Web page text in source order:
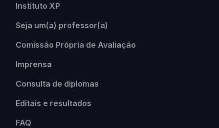
Instituto XP
Seja um(a) professor(a)
Comissão Própria de Avaliação
Imprensa
Consulta de diplomas
Editais e resultados
FAQ